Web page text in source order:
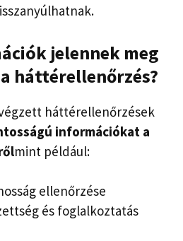
jelennek meg
háttérellenőrzés?
háttérellenőrzések
információkat a
mint például:
ellenőrzése
és foglalkoztatás